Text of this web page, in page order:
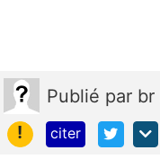
Publié par br
!
citer